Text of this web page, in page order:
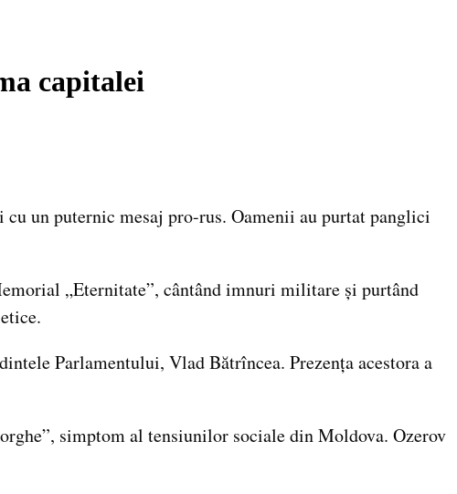
capitalei
un puternic mesaj pro-rus. Oamenii au purtat panglici
„Eternitate”, cântând imnuri militare și purtând
Parlamentului, Vlad Bătrîncea. Prezența acestora a
simptom al tensiunilor sociale din Moldova. Ozerov